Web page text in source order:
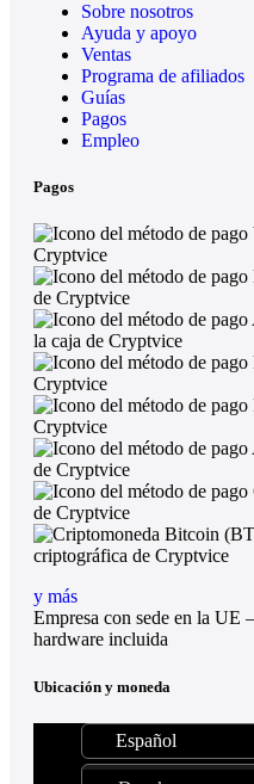
Sobre nosotros
Ayuda y apoyo
Ventas
Programa de afiliados
Guías
Pagos
Empleo
Pagos
y más
Empresa con sede en la UE
hardware incluida
Ubicación y moneda
Español